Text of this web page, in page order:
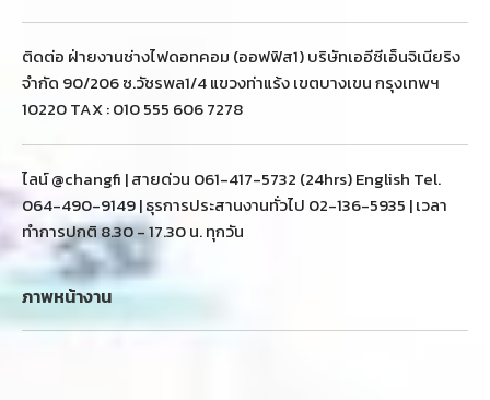
ติดต่อ ฝ่ายงานช่างไฟดอทคอม (ออฟฟิส1) บริษัทเออีซีเอ็นจิเนียริง
จำกัด 90/206 ซ.วัชรพล1/4 แขวงท่าแร้ง เขตบางเขน กรุงเทพฯ
10220 TAX : 010 555 606 7278
ไลน์ @changfi | สายด่วน 061-417-5732 (24hrs) English Tel.
064-490-9149 | ธุรการประสานงานทั่วไป 02-136-5935 | เวลา
ทำการปกติ 8.30 - 17.30 น. ทุกวัน
ภาพหน้างาน